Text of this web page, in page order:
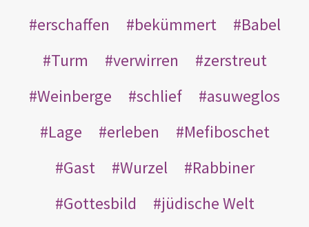
erschaffen
bekümmert
Babel
Turm
verwirren
zerstreut
Weinberge
schlief
asuweglos
Lage
erleben
Mefiboschet
Gast
Wurzel
Rabbiner
Gottesbild
jüdische Welt